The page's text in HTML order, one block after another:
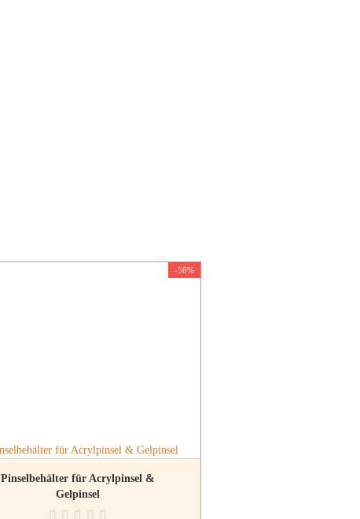
-56%
Pinselbehälter für Acrylpinsel &
Gelpinsel